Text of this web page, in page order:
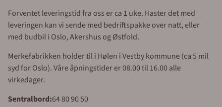
Forventet leveringstid fra oss er ca 1 uke. Haster det med
leveringen kan vi sende med bedriftspakke over natt, eller
med budbil i Oslo, Akershus og Østfold.
Merkefabrikken holder til i Hølen i Vestby kommune (ca 5 mil
syd for Oslo). Våre åpningstider er 08.00 til 16.00 alle
virkedager.
Sentralbord:64 80 90 50